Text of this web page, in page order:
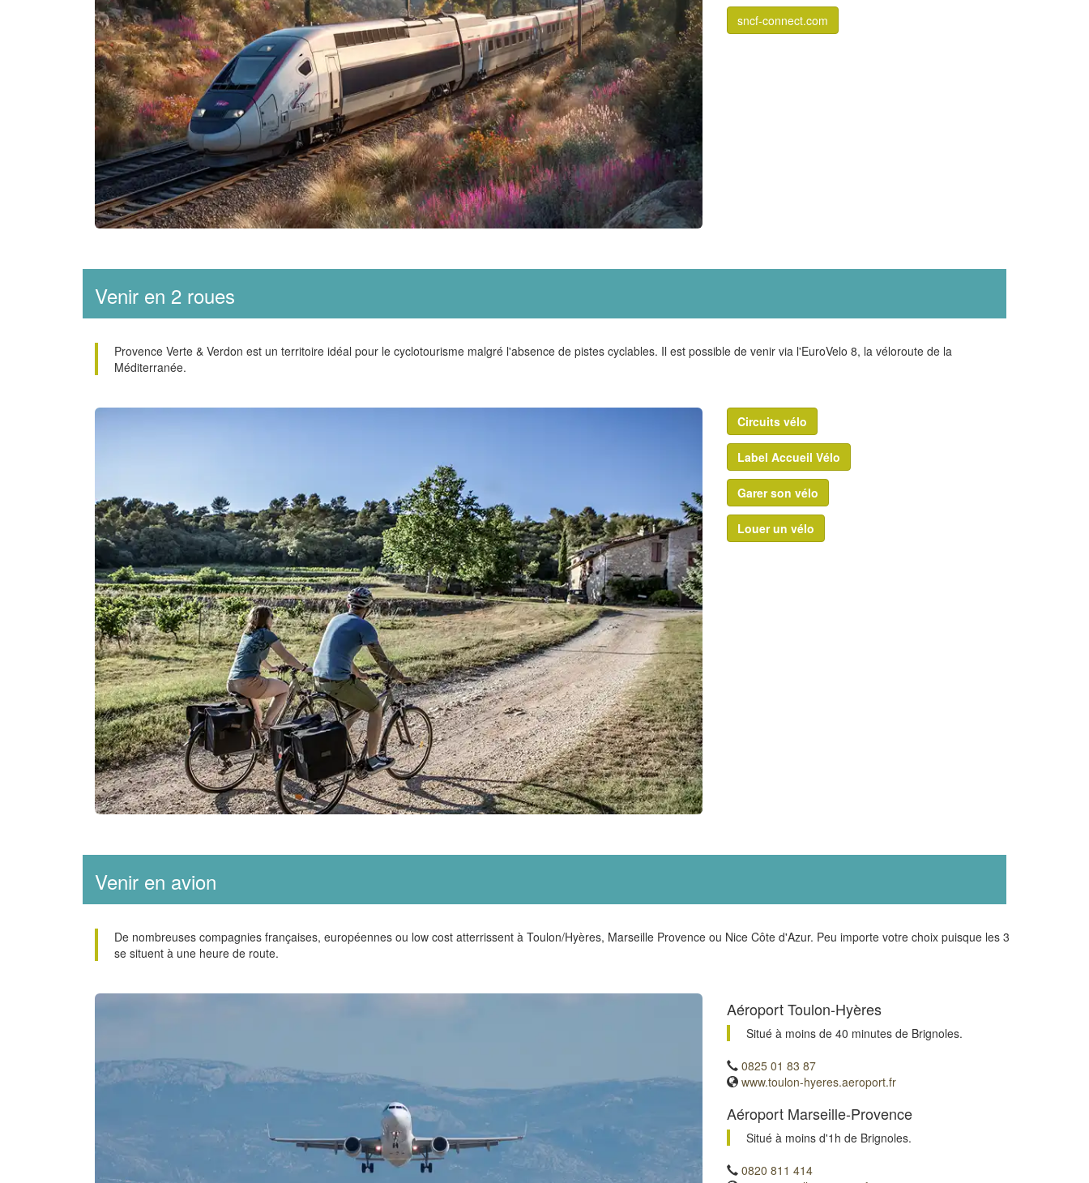
sncf-connect.com
Venir en 2 roues
Provence Verte & Verdon est un territoire idéal pour le cyclotourisme malgré l'absence de pistes cyclables. Il est possible de venir via l'EuroVelo 8, la véloroute de la
Méditerranée.
Circuits vélo
Label Accueil Vélo
Garer son vélo
Louer un vélo
Venir en avion
De nombreuses compagnies françaises, européennes ou low cost atterrissent à Toulon/Hyères, Marseille Provence ou Nice Côte d'Azur. Peu importe votre choix puisque les 3
se situent à une heure de route.
Aéroport Toulon-Hyères
Situé à moins de 40 minutes de Brignoles.
0825 01 83 87
www.toulon-hyeres.aeroport.fr
Aéroport Marseille-Provence
Situé à moins d'1h de Brignoles.
0820 811 414